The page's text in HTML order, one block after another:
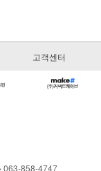
고객센터
063-858-4747